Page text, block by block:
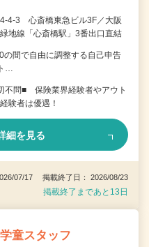
4-3 心斎橋東急ビル3F／大阪
地線「心斎橋駅」3番出口直結
間で自由に調整する自己申告
…
不問■ 保険業界経験者やアウト
験者は優遇！
細を見る
07/17 掲載終了日： 2026/08/23
掲載終了まであと13日
童スタッフ